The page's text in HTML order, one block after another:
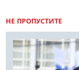
НЕ ПРОПУСТИТЕ